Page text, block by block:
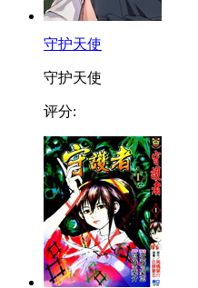
守护天使
守护天使
评分: